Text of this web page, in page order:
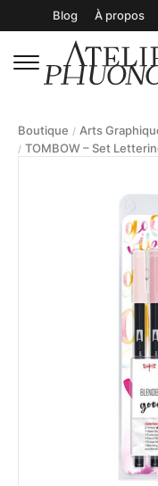
Blog À propos
Boutique / Arts
/